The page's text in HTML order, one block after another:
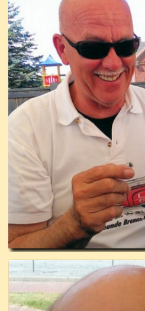
2. Sprecher und
auch